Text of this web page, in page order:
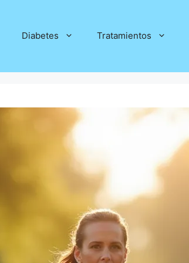
Diabetes Tratamientos